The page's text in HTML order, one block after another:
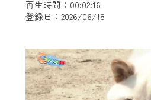
再生時間：00:02:16
登録日：2026/06/18